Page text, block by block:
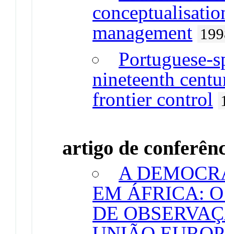
management
Portuguese-
nineteenth
frontier control
artigo de
A
EM ÁFRICA:
DE